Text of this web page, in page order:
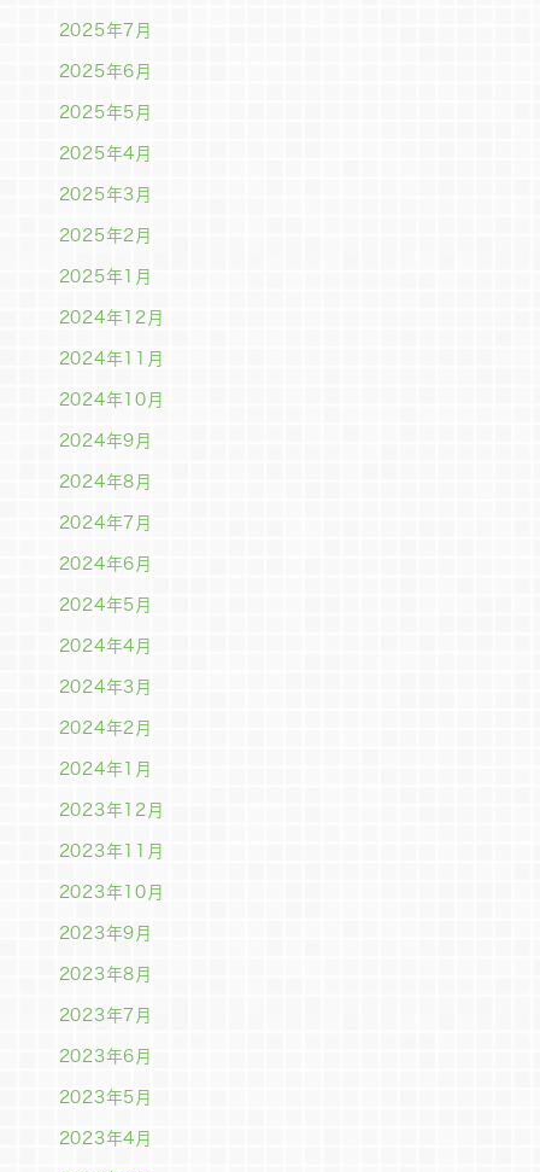
2025年7月
2025年6月
2025年5月
2025年4月
2025年3月
2025年2月
2025年1月
2024年12月
2024年11月
2024年10月
2024年9月
2024年8月
2024年7月
2024年6月
2024年5月
2024年4月
2024年3月
2024年2月
2024年1月
2023年12月
2023年11月
2023年10月
2023年9月
2023年8月
2023年7月
2023年6月
2023年5月
2023年4月